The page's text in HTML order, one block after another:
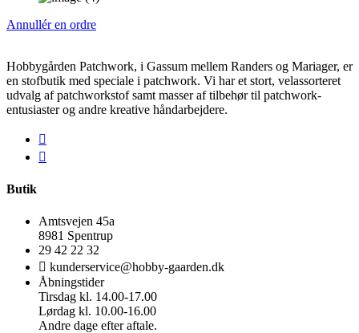
Annullér en ordre
Hobbygården Patchwork, i Gassum mellem Randers og Mariager, er
en stofbutik med speciale i patchwork. Vi har et stort, velassorteret
udvalg af patchworkstof samt masser af tilbehør til patchwork-
entusiaster og andre kreative håndarbejdere.
Butik
Amtsvejen 45a
8981 Spentrup
29 42 22 32
kunderservice@hobby-gaarden.dk
Åbningstider
Tirsdag kl. 14.00-17.00
Lørdag kl. 10.00-16.00
Andre dage efter aftale.